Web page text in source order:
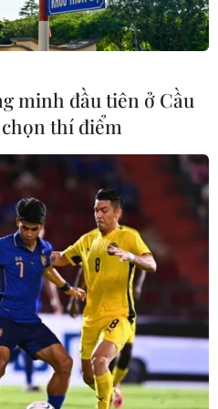
Cảnh
kéo những
dây vận
nổ
trong vụ
Huê Viên
cấp bảo
minh đầu tiên ở Cầu
thí điểm